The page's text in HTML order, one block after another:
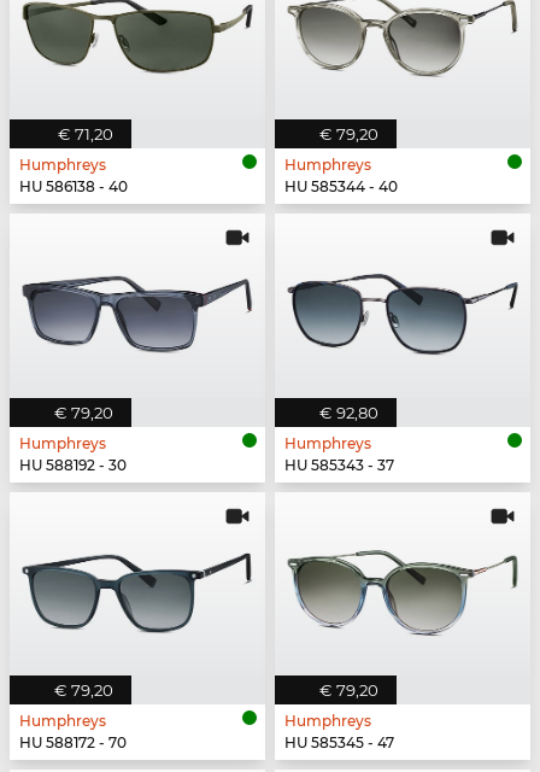
€ 71,20
Humphreys
HU 586138 - 40
€ 79,20
Humphreys
HU 585344 - 40
€ 79,20
Humphreys
HU 588192 - 30
€ 92,80
Humphreys
HU 585343 - 37
€ 79,20
Humphreys
HU 588172 - 70
€ 79,20
Humphreys
HU 585345 - 47